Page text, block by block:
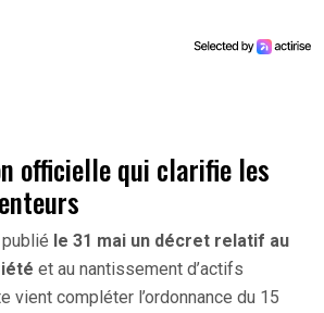
officielle qui clarifie les
le 31 mai un décret relatif au
et au nantissement d’actifs
vient compléter l’ordonnance du 15